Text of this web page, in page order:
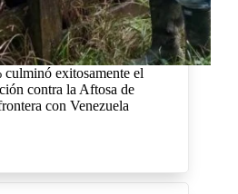
exitosamente el
contra la Aftosa de
con Venezuela